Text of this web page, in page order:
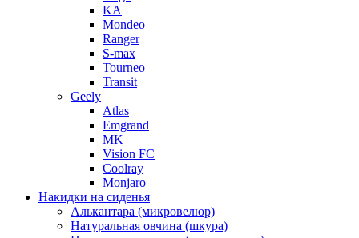
KA
Mondeo
Ranger
S-max
Tourneo
Transit
Geely
Atlas
Emgrand
MK
Vision FC
Coolray
Monjaro
Накидки на сиденья
Алькантара (микровелюр)
Натуральная овчина (шкура)